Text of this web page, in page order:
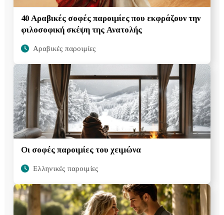
40 Αραβικές σοφές παροιμίες που εκφράζουν την
φιλοσοφική σκέψη της Ανατολής
Αραβικές παροιμίες
Οι σοφές παροιμίες του χειμώνα
Ελληνικές παροιμίες